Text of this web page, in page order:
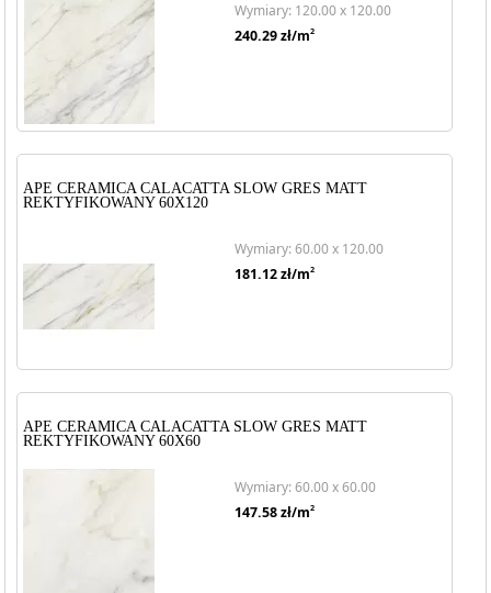
Wymiary: 120.00 x 120.00
240.29zł/m2
APE CERAMICA CALACATTA SLOW GRES MATT
REKTYFIKOWANY 60X120
Wymiary: 60.00 x 120.00
181.12zł/m2
APE CERAMICA CALACATTA SLOW GRES MATT
REKTYFIKOWANY 60X60
Wymiary: 60.00 x 60.00
147.58zł/m2